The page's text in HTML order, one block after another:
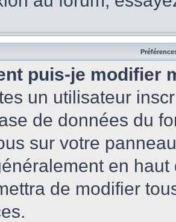
puis-je modifier
un utilisateur
de données du
sur votre
en
de modifier